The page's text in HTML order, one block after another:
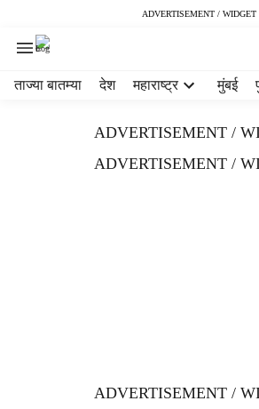
ADVERTISEMENT / WIDGET
ताज्या बातम्या देश महाराष्ट्र मुंबई
ADVERTISEMENT /
ADVERTISEMENT /
ADVERTISEMENT /